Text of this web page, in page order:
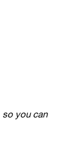
so you can